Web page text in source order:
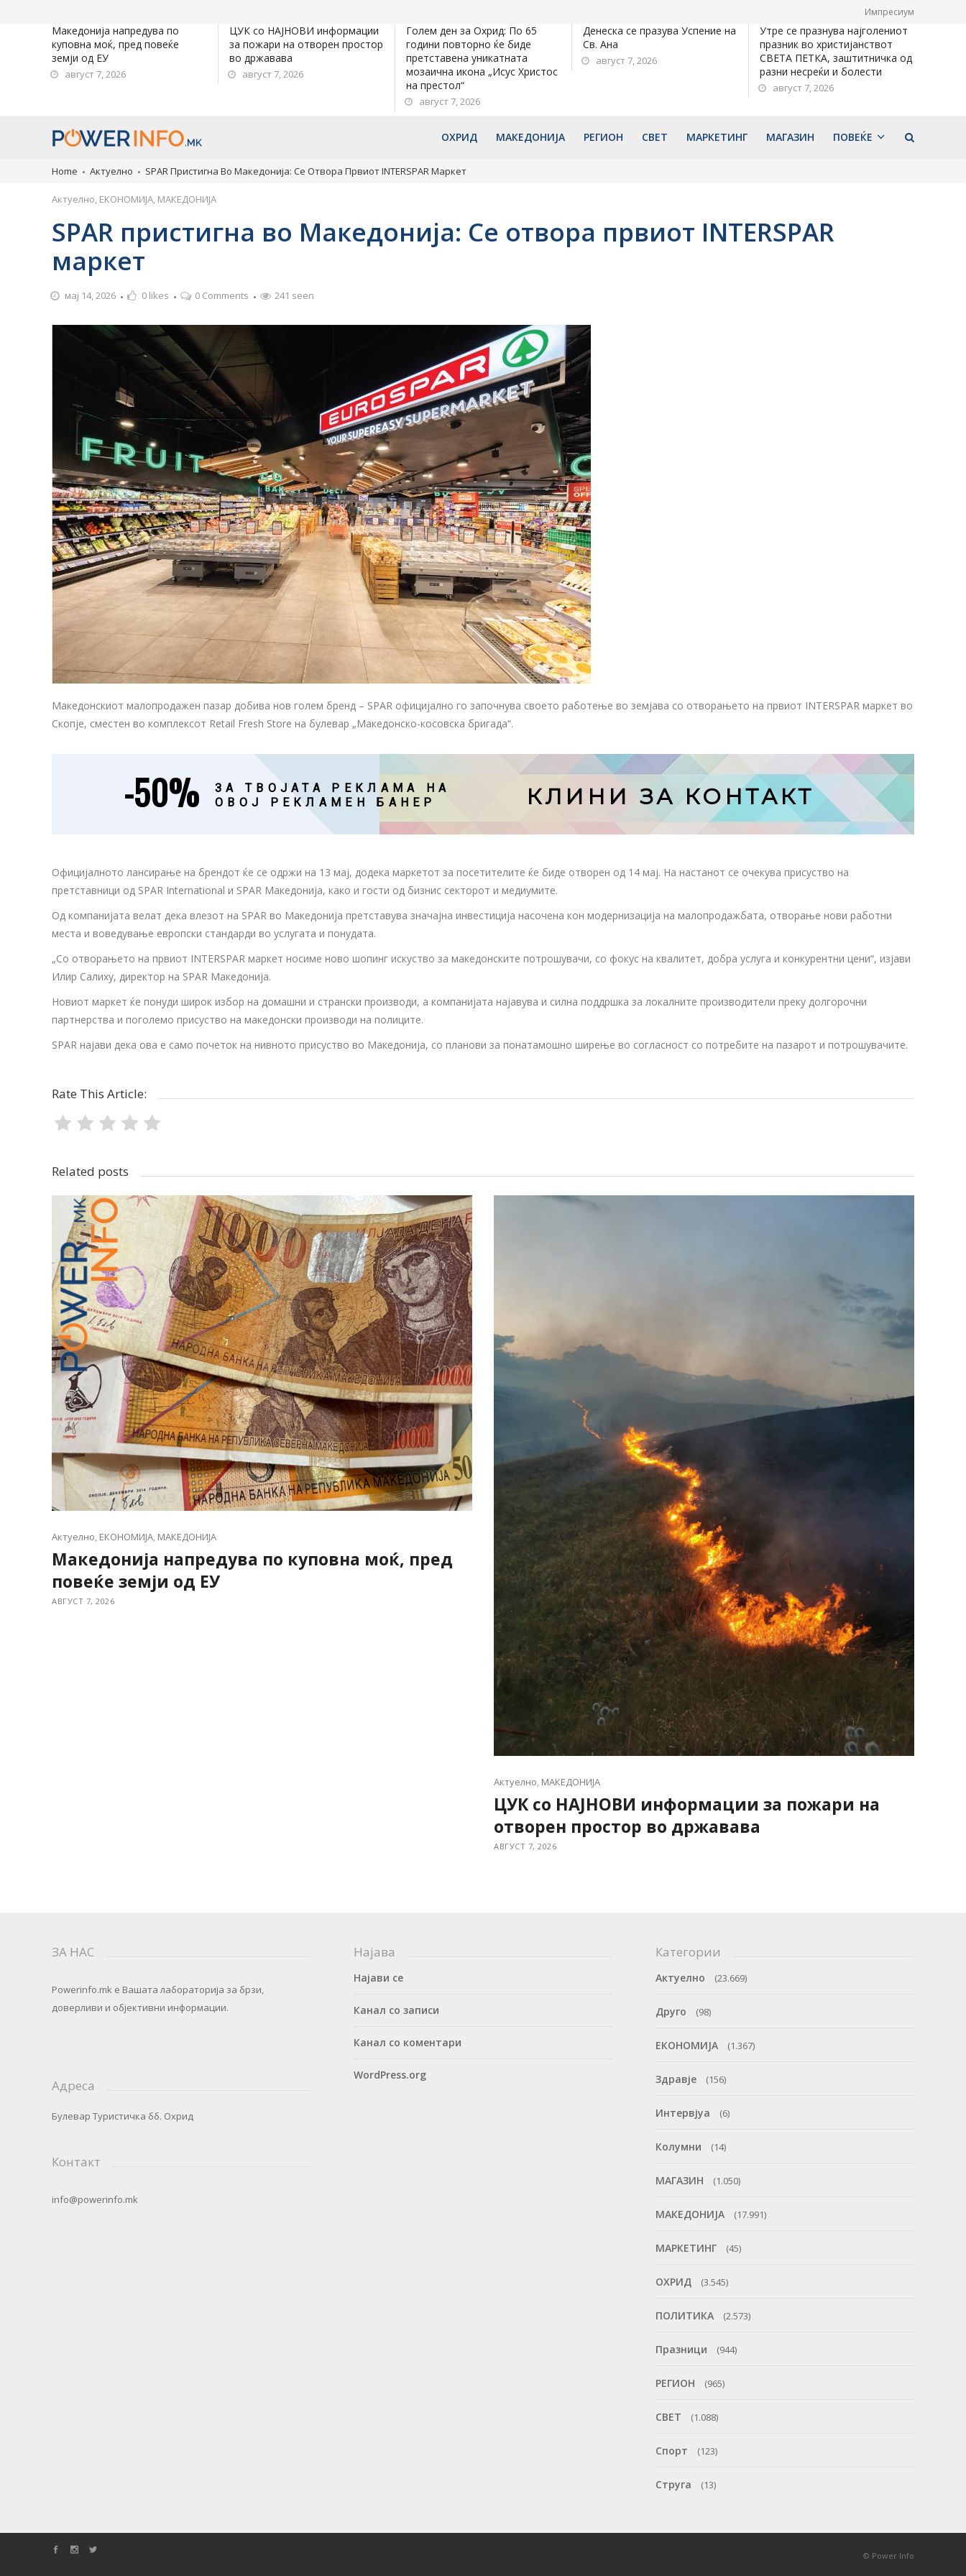
Импресиум
Македонија напредува по
куповна моќ, пред повеќе
земји од ЕУ
август 7, 2026
ЦУК со НАЈНОВИ информации
за пожари на отворен простор
во државава
август 7, 2026
Голем ден за Охрид: По 65
години повторно ќе биде
претставена уникатната
мозаична икона „Исус Христос
на престол“
август 7, 2026
Денеска се празува Успение на
Св. Ана
август 7, 2026
Утре се празнува најголениот
празник во христијанствот
СВЕТА ПЕТКА, заштитничка од
разни несреќи и болести
август 7, 2026
ОХРИД МАКЕДОНИЈА РЕГИОН СВЕТ МАРКЕТИНГ МАГАЗИН ПОВЕЌЕ
Home Актуелно SPAR Пристигна Во Македонија: Се Отвора Првиот INTERSPAR Маркет
Актуелно, ЕКОНОМИЈА, МАКЕДОНИЈА
SPAR пристигна во Македонија: Се отвора првиот INTERSPAR
маркет
мај 14, 2026 0 likes 0 Comments 241 seen
Македонскиот малопродажен пазар добива нов голем бренд – SPAR официјално го започнува своето работење во земјава со отворањето на првиот INTERSPAR маркет во
Скопје, сместен во комплексот Retail Fresh Store на булевар „Македонско-косовска бригада“.
-50%
ЗА ТВОЈАТА РЕКЛАМА НА
ОВОЈ РЕКЛАМЕН БАНЕР
КЛИНИ ЗА КОНТАКТ
Официјалното лансирање на брендот ќе се одржи на 13 мај, додека маркетот за посетителите ќе биде отворен од 14 мај. На настанот се очекува присуство на
претставници од SPAR International и SPAR Македонија, како и гости од бизнис секторот и медиумите.
Од компанијата велат дека влезот на SPAR во Македонија претставува значајна инвестиција насочена кон модернизација на малопродажбата, отворање нови работни
места и воведување европски стандарди во услугата и понудата.
„Со отворањето на првиот INTERSPAR маркет носиме ново шопинг искуство за македонските потрошувачи, со фокус на квалитет, добра услуга и конкурентни цени“, изјави
Илир Салиху, директор на SPAR Македонија.
Новиот маркет ќе понуди широк избор на домашни и странски производи, а компанијата најавува и силна поддршка за локалните производители преку долгорочни
партнерства и поголемо присуство на македонски производи на полиците.
SPAR најави дека ова е само почеток на нивното присуство во Македонија, со планови за понатамошно ширење во согласност со потребите на пазарот и потрошувачите.
Rate This Article:
Related posts
Актуелно, ЕКОНОМИЈА, МАКЕДОНИЈА
Македонија напредува по куповна моќ, пред
повеќе земји од ЕУ
АВГУСТ 7, 2026
Актуелно, МАКЕДОНИЈА
ЦУК со НАЈНОВИ информации за пожари на
отворен простор во државава
АВГУСТ 7, 2026
ЗА НАС
Powerinfo.mk e Вашата лабораторија за брзи,
доверливи и објективни информации.
Адреса
Булевар Туристичка бб. Охрид
Контакт
info@powerinfo.mk
Најава
Најави се
Канал со записи
Канал со коментари
WordPress.org
Категории
Актуелно (23.669)
Друго (98)
ЕКОНОМИЈА (1.367)
Здравје (156)
Интервјуа (6)
Колумни (14)
МАГАЗИН (1.050)
МАКЕДОНИЈА (17.991)
МАРКЕТИНГ (45)
ОХРИД (3.545)
ПОЛИТИКА (2.573)
Празници (944)
РЕГИОН (965)
СВЕТ (1.088)
Спорт (123)
Струга (13)
© Power Info